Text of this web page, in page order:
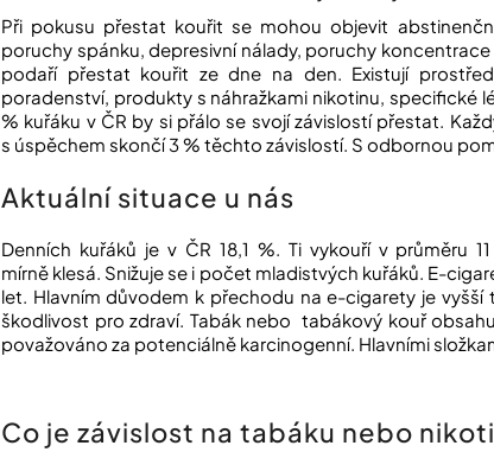
Při pokusu přestat kouřit se mohou objevit
poruchy spánku, depresivní nálady, poruchy
podaří přestat kouřit ze dne na den. Existují
poradenství, produkty s náhražkami nikotinu, specifické
% kuřáku v ČR by si přálo se svojí závislostí přestat.
s úspěchem skončí 3 % těchto závislostí. S odbornou
Aktuální situace u nás
Denních kuřáků je v ČR 18,1 %. Ti vykouří v průměru
mírně klesá. Snižuje se i počet mladistvých kuřáků. E-
let. Hlavním důvodem k přechodu na e-cigarety je
škodlivost pro zdraví. Tabák nebo tabákový kouř
považováno za potenciálně karcinogenní. Hlavními
Co je závislost na tabáku nebo